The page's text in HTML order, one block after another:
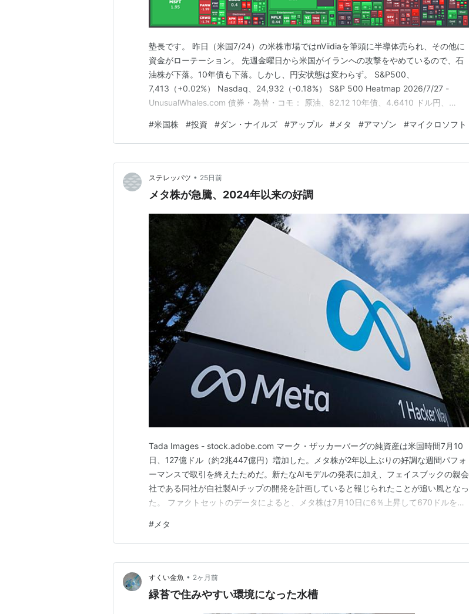
塾長です。 昨日（米国7/24）の米株市場ではnViidiaを筆頭に半導体売られ、その他に
資金がローテーション。 先週金曜日から米国がイランへの攻撃をやめているので、石
油株が下落。10年債も下落。しかし、円安状態は変わらず。 S&P500、
7,413（+0.02%） Nasdaq、24,932（-0.18%） S&P 500 Heatmap 2026/7/27 -
UnusualWhales.com 債券・為替・コモ： 原油、82.12 10年債、4.6410 ドル円、
6月 耐久財…
#米国株 #投資 #ダン・ナイルズ #アップル # メタ #アマゾン #マイクロソフト
ステレッパツ • 25日前
メタ株が急騰、2024年以来の好調
Tada Images - stock.adobe.com マーク・ザッカーバーグの純資産は米国時間7月10
日、127億ドル（約2兆447億円）増加した。メタ株が2年以上ぶりの好調な週間パフォ
ーマンスで取引を終えたためだ。新たなAIモデルの発表に加え、フェイスブックの親会
社である同社が自社製AIチップの開発を計画していると報じられたことが追い風となっ
た。 ファクトセットのデータによると、メタ株は7月10日に6％上昇して670ドルをわ
ては、2024年2月2日までの週に記録した20.5％高以来の大きさとなった。 メタ株…
# メタ
すくい金魚 • 2ヶ月前
緑苔で住みやすい環境になった水槽